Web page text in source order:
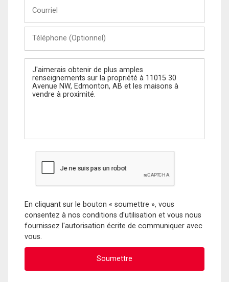
(Optionnel)
Message
En cliquant sur le bouton « soumettre », vous
consentez à nos conditions d'utilisation et vous nous
fournissez l'autorisation écrite de communiquer avec
vous.